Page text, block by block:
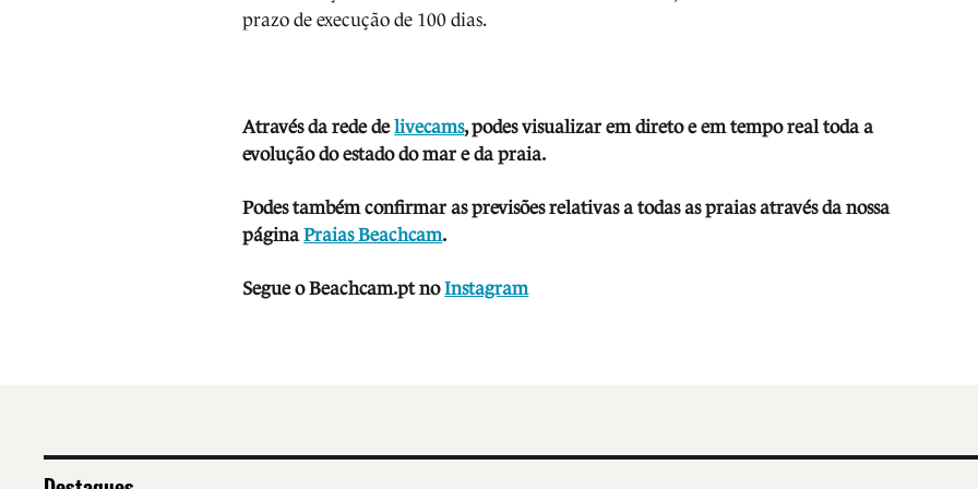
prazo de execução de 100 dias.
Através da rede delivecams, podes visualizar em direto e em tempo real toda a
evolução do estado do mar e da praia.
Podes também confirmar as previsões relativas a todas as praias através da nossa
páginaPraias Beachcam.
Segue o Beachcam.pt no Instagram